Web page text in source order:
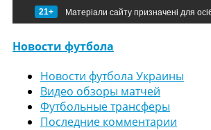
21+ Матеріали сайту призначені для
Новости футбола
Новости футбола Украины
Видео обзоры матчей
Футбольные трансферы
Последние комментарии